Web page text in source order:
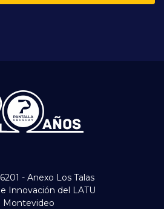
- Anexo Los Talas
Innovación del LATU
Montevideo